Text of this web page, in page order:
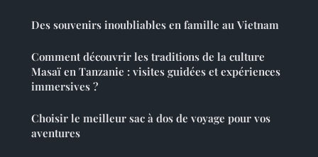
Des souvenirs inoubliables en famille au Vietnam
Comment découvrir les traditions de la culture
Masaï en Tanzanie : visites guidées et expériences
immersives ?
Choisir le meilleur sac à dos de voyage pour vos
aventures